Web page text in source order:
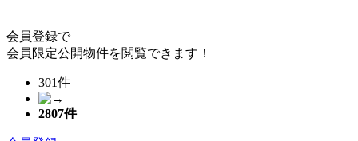
会員登録で
会員限定公開物件を閲覧できます！
301件
2807件